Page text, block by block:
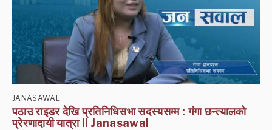
JANASAWAL
पठाउ राइडर देखि प्रतिनिधिसभा सदस्यसम्म : गंगा छन्त्यालको
प्रेरणादायी यात्रा II Janasawal